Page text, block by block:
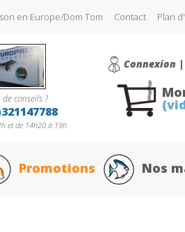
en Europe/Dom Tom Contact Plan
Connexion
de conseils ?
et de 14h20 à 19h
Promotions Nos